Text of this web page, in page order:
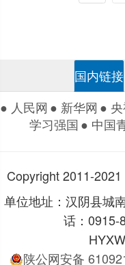
国内链接
● 人民网 ● 新华网 ●
学习强国● 中国
Copyright 2011-
单位地址：汉阴县城
话：
陕公网安备